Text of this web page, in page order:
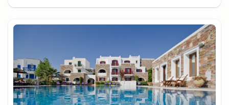
erkunden, wo der Legende nach Zeus als Kind
Zuflucht suchte. Für einfachere Wanderungen ist das
Lokale Geschmäcker und
verborgene Schätze
Naxos ist bekannt für seine landwirtschaftlichen